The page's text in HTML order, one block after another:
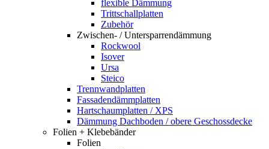
flexible Dämmung
Trittschallplatten
Zubehör
Zwischen- / Untersparrendämmung
Rockwool
Isover
Ursa
Steico
Trennwandplatten
Fassadendämmplatten
Hartschaumplatten / XPS
Dämmung Dachboden / obere Geschossdecke
Folien + Klebebänder
Folien